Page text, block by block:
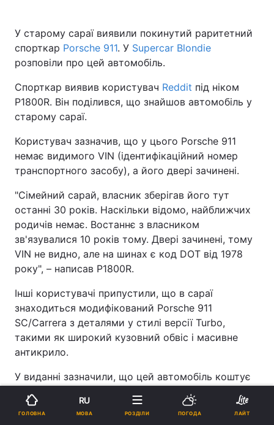
У старому сараї виявили покинутий раритетний
спорткар Porsche 911. У Supercar Blondie
розповіли про цей автомобіль.
Спорткар виявив користувач Reddit під ніком
P1800R. Він поділився, що знайшов автомобіль у
старому сараї.
Користувач зазначив, що у цього Porsche 911
немає видимого VIN (ідентифікаційний номер
транспортного засобу), а його двері зачинені.
"Сімейний сарай, власник зберігав його тут
останні 30 років. Наскільки відомо, найближчих
родичів немає. Востаннє з власником
зв'язувалися 10 років тому. Двері зачинені, тому
VIN не видно, але на шинах є код DOT від 1978
року", – написав P1800R.
Інші користувачі припустили, що в сараї
знаходиться модифікований Porsche 911
SC/Carrera з деталями у стилі версії Turbo,
такими як широкий кузовний обвіс і масивне
антикрило.
У виданні зазначили, що цей автомобіль коштує
чималих грошей навіть у такому вигляді. Якщо ж
спорткар відреставрують, він стане ще
ГОЛОВНА
RU
МОВА РОЗДІЛИ ПОГОДА ЛАЙТ